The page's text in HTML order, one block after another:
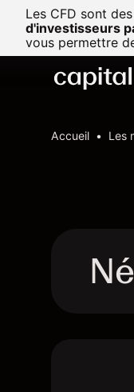
Les CFD sont
d'investisseurs
vous permettre
Accueil Les